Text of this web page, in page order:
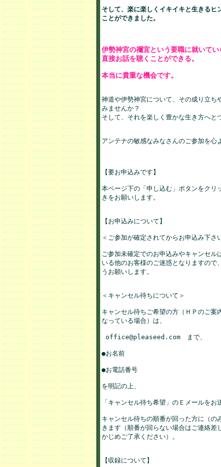
そして、楽に楽しくイキイキと生きるヒ
ことができました。
伊勢神宮の禰宜という要職に就いて
直接お話を聴くことができる。
本当に貴重な機会です。
神道や伊勢神宮について、その成り立ち
みませんか？
そして、それを楽しく豊かな生き方へと
アンテナの敏感なみなさんのご参加を心
【要お申込みです】
本ページ下の「申し込む」ボタンをクリ
きをお願いします。
【お申込みについて】
＜ご参加が確定されてからお申込み下さ
ご参加未確定でのお申込みやキャンセル
いる他のお客様のご迷惑となりますので
うお願いします。
＜キャンセル待ちについて＞
キャンセル待ちご希望の方（ＨＰのご案
なっている場合）は、
office@pleaseed.com　まで、
●お名前
●お電話番号
を明記の上、
「キャンセル待ち希望」のＥメールをお
キャンセル待ちの順番が回った方に（の
きます（順番が回らない場合はご連絡差
かじめご了承ください）。
【収録について】